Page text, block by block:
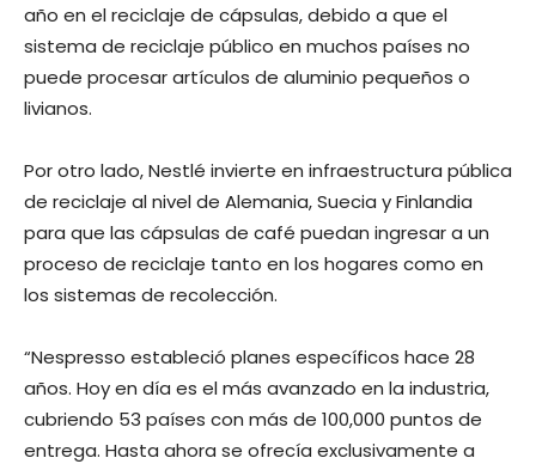
año en el reciclaje de cápsulas, debido a que el
sistema de reciclaje público en muchos países no
puede procesar artículos de aluminio pequeños o
livianos.
Por otro lado, Nestlé invierte en infraestructura pública
de reciclaje al nivel de Alemania, Suecia y Finlandia
para que las cápsulas de café puedan ingresar a un
proceso de reciclaje tanto en los hogares como en
los sistemas de recolección.
“Nespresso estableció planes específicos hace 28
años. Hoy en día es el más avanzado en la industria,
cubriendo 53 países con más de 100,000 puntos de
entrega. Hasta ahora se ofrecía exclusivamente a